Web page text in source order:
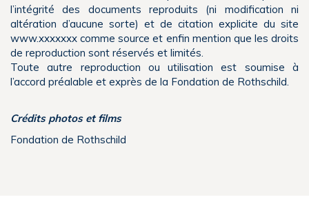
l’intégrité des documents reproduits (ni modification ni
altération d’aucune sorte) et de citation explicite du site
www.xxxxxxx comme source et enfin mention que les droits
de reproduction sont réservés et limités.
Toute autre reproduction ou utilisation est soumise à
l’accord préalable et exprès de la Fondation de Rothschild.
Crédits photos et films
Fondation de Rothschild